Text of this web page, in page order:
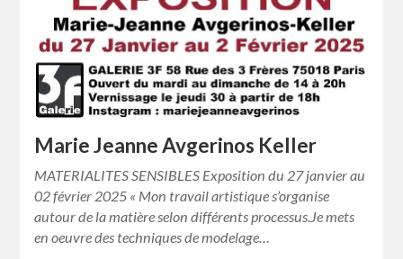
Marie Jeanne Avgerinos Keller
MATERIALITES SENSIBLES Exposition du 27 janvier au
02 février 2025 « Mon travail artistique s’organise
autour de la matière selon différents processus.Je mets
en oeuvre des techniques de modelage…